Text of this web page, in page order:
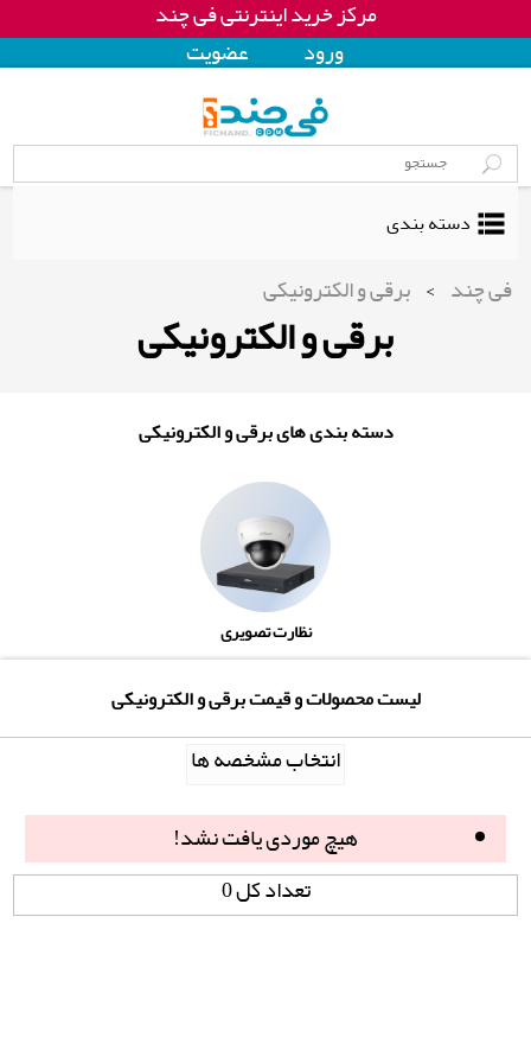
مرکز خرید اینترنتی فی چند
ورود
عضويت
دسته بندی
فی چند > برقی و الکترونیکی
برقی و الکترونیکی
دسته بندی های برقی و الکترونیکی
نظارت تصویری
لیست محصولات و قیمت برقی و الکترونیکی
انتخاب مشخصه ها
هیچ موردی یافت نشد!
تعداد کل 0